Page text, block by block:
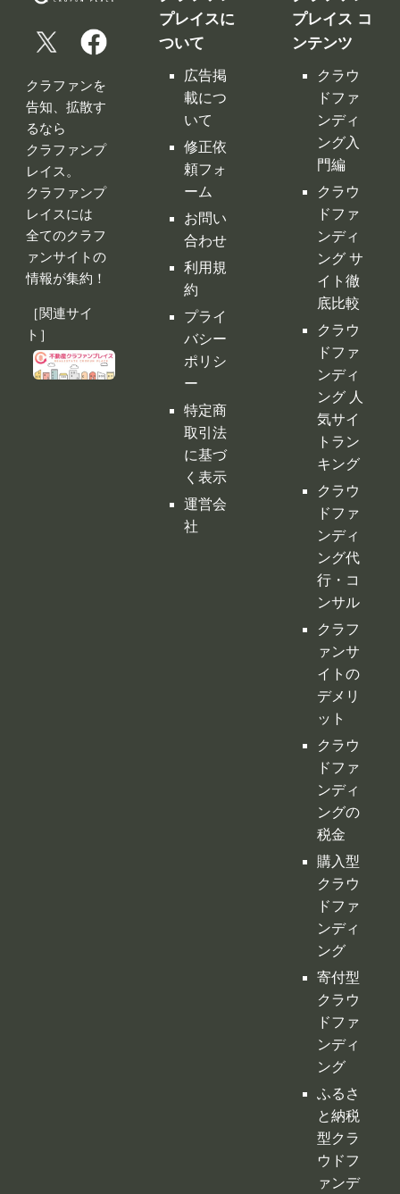
クラファンを
告知、拡散す
るなら
クラファンプ
レイス。
クラファンプ
レイスには
全てのクラフ
ァンサイトの
情報が集約！
［関連サイ
ト］
プレイスに
ついて
広告掲
載につ
いて
修正依
頼フォ
ーム
お問い
合わせ
利用規
約
プライ
バシー
ポリシ
ー
特定商
取引法
に基づ
く表示
運営会
社
プレイス コ
ンテンツ
クラウ
ドファ
ンディ
ング入
門編
クラウ
ドファ
ンディ
ング サ
イト徹
底比較
クラウ
ドファ
ンディ
ング 人
気サイ
トラン
キング
クラウ
ドファ
ンディ
ング代
行・コ
ンサル
クラフ
ァンサ
イトの
デメリ
ット
クラウ
ドファ
ンディ
ングの
税金
購入型
クラウ
ドファ
ンディ
ング
寄付型
クラウ
ドファ
ンディ
ング
ふるさ
と納税
型クラ
ウドフ
ァンデ